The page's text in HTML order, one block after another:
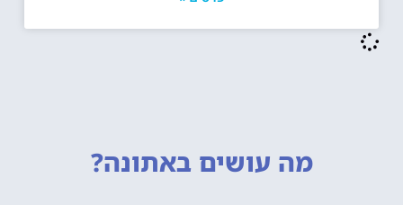
מה עושים באתונה?